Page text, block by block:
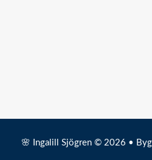
🌸 Ingalill Sjögren © 2026 •